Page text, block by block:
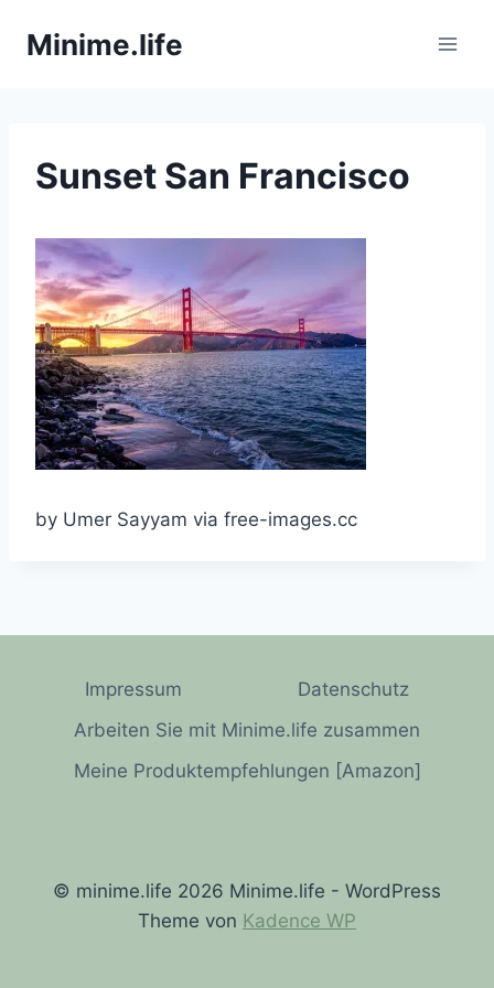
InhaltMinime.life
Sunset San Francisco
by Umer Sayyam via free-images.cc
Impressum
Datenschutz
Arbeiten Sie mit Minime.life zusammen
Meine Produktempfehlungen [Amazon]
© minime.life 2026 Minime.life - WordPress
Theme von Kadence WP